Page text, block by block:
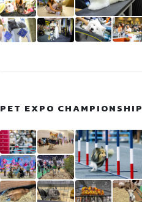
PET EXPO CHAMPIONSHIP